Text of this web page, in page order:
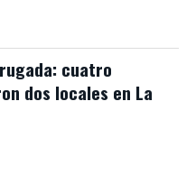
cuatro
dos locales en La